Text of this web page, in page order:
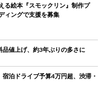
る絵本『スモックリン』制作プ
ィングで支援を募集
値上げ、約3年ぶりの多さに
泊ドライブ予算4万円超、渋滞・